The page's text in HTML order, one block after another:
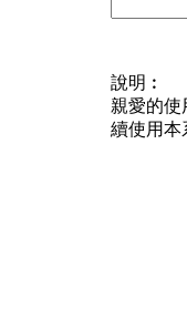
說明︰
親愛的使
續使用本